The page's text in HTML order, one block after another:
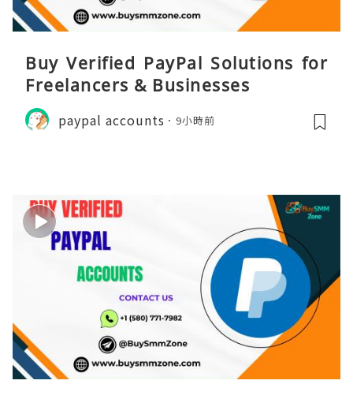
Buy Verified PayPal Solutions for
Freelancers & Businesses
paypal accounts 9小時前